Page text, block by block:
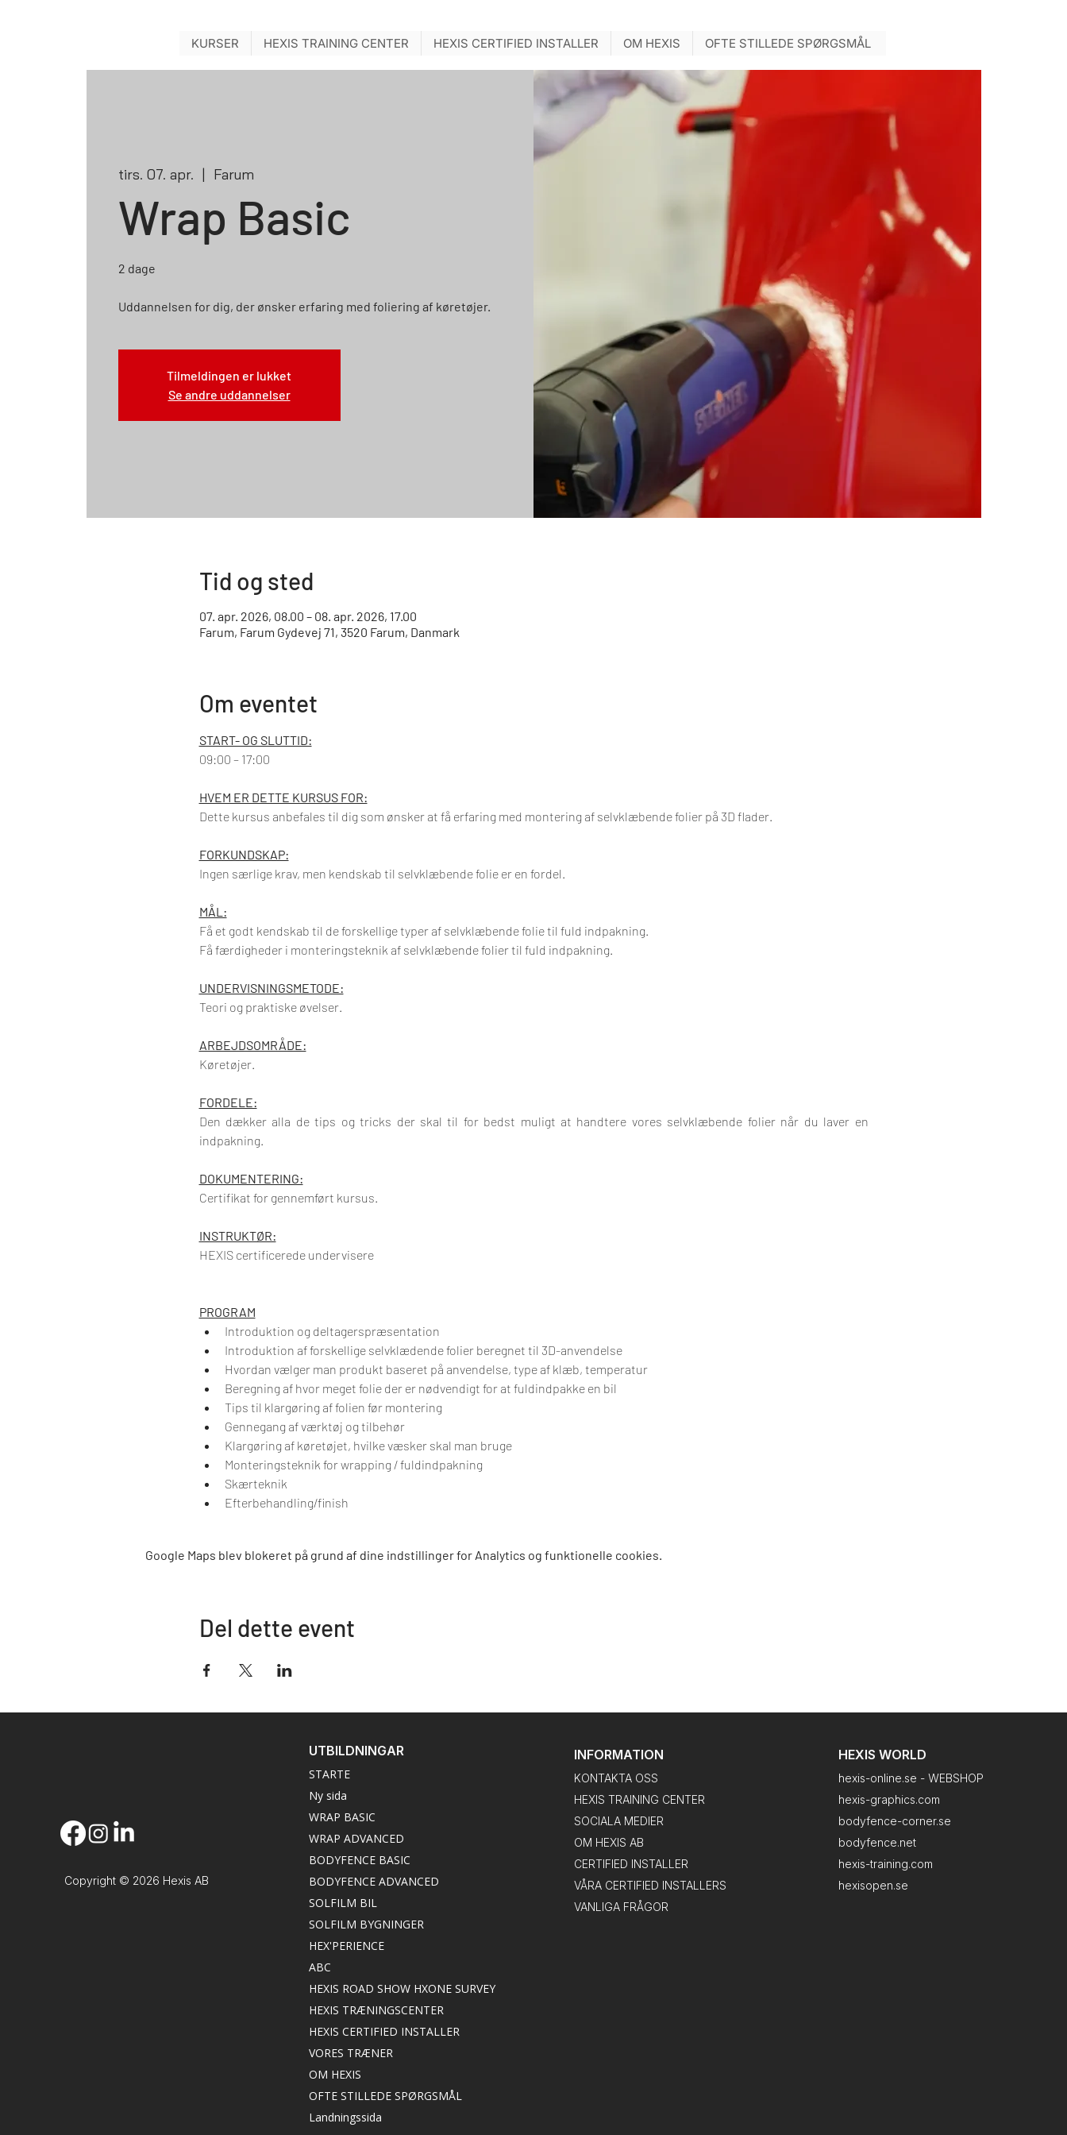
KURSER HEXIS TRAINING CENTER HEXIS CERTIFIED INSTALLER OM HEXIS OFTE STILLEDE SPØRGSMÅL
tirs. 07. apr.
  |
Farum
Wrap Basic
2 dage
Uddannelsen for dig, der ønsker erfaring med foliering af køretøjer.
Tilmeldingen er lukket
Se andre uddannelser
Tid og sted
07. apr. 2026, 08.00 – 08. apr. 2026, 17.00
Farum, Farum Gydevej 71, 3520 Farum, Danmark
Om eventet
START- OG SLUTTID:
09:00 – 17:00
HVEM ER DETTE KURSUS FOR:
Dette kursus anbefales til dig som ønsker at få erfaring med montering af selvklæbende folier på 3D flader.
FORKUNDSKAP:
Ingen særlige krav, men kendskab til selvklæbende folie er en fordel.
MÅL:
Få et godt kendskab til de forskellige typer af selvklæbende folie til fuld indpakning.
Få færdigheder i monteringsteknik af selvklæbende folier til fuld indpakning.
UNDERVISNINGSMETODE:
Teori og praktiske øvelser.
ARBEJDSOMRÅDE:
Køretøjer.
FORDELE:
Den dækker alla de tips og tricks der skal til for bedst muligt at handtere vores selvklæbende folier når du laver en
indpakning.
DOKUMENTERING:
Certifikat for gennemført kursus.
INSTRUKTØR:
HEXIS certificerede undervisere
PROGRAM
Introduktion og deltagerspræsentation
Introduktion af forskellige selvklædende folier beregnet til 3D-anvendelse
Hvordan vælger man produkt baseret på anvendelse, type af klæb, temperatur
Beregning af hvor meget folie der er nødvendigt for at fuldindpakke en bil
Tips til klargøring af folien før montering
Gennegang af værktøj og tilbehør
Klargøring af køretøjet, hvilke væsker skal man bruge
Monteringsteknik for wrapping / fuldindpakning
Skærteknik
Efterbehandling/finish
Google Maps blev blokeret på grund af dine indstillinger for Analytics og funktionelle cookies.
Del dette event
Copyright © 2026 Hexis AB
UTBILDNINGAR
STARTE
Ny sida
WRAP BASIC
WRAP ADVANCED
BODYFENCE BASIC
BODYFENCE ADVANCED
SOLFILM BIL
SOLFILM BYGNINGER
HEX'PERIENCE
ABC
HEXIS ROAD SHOW HXONE SURVEY
HEXIS TRÆNINGSCENTER
HEXIS CERTIFIED INSTALLER
VORES TRÆNER
OM HEXIS
OFTE STILLEDE SPØRGSMÅL
Landningssida
INFORMATION
KONTAKTA OSS
HEXIS TRAINING CENTER
SOCIALA MEDIER
OM HEXIS AB
CERTIFIED INSTALLER
VÅRA CERTIFIED INSTALLERS
VANLIGA FRÅGOR
HEXIS WORLD
hexis-online.se - WEBSHOP
hexis-graphics.com
bodyfence-corner.se
bodyfence.net
hexis-training.com
hexisopen.se